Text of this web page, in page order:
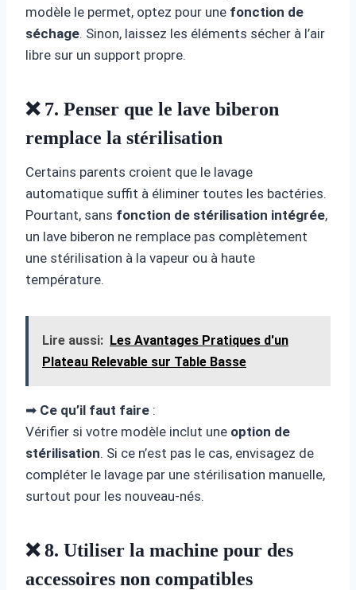
modèle le permet, optez pour une fonction de
séchage. Sinon, laissez les éléments sécher à l’air
libre sur un support propre.
❌ 7. Penser que le lave biberon
remplace la stérilisation
Certains parents croient que le lavage
automatique suffit à éliminer toutes les bactéries.
Pourtant, sans fonction de stérilisation intégrée,
un lave biberon ne remplace pas complètement
une stérilisation à la vapeur ou à haute
température.
Lire aussi: Les Avantages Pratiques d'un
Plateau Relevable sur Table Basse
➡ Ce qu’il faut faire :
Vérifier si votre modèle inclut une option de
stérilisation. Si ce n’est pas le cas, envisagez de
compléter le lavage par une stérilisation manuelle,
surtout pour les nouveau-nés.
❌ 8. Utiliser la machine pour des
accessoires non compatibles